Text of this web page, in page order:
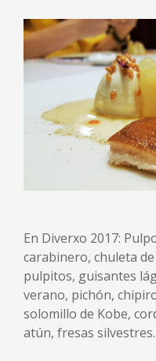
En Diverxo 2017:
carabinero, chuleta
pulpitos, guisantes
verano, pichón,
solomillo de Kobe,
atún, fresas silvestres.